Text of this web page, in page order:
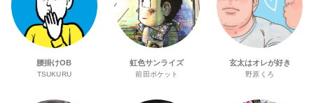
腰掛けOB
TSUKURU
虹色サンライズ
前田ポケット
玄太はオレが好き
野原くろ